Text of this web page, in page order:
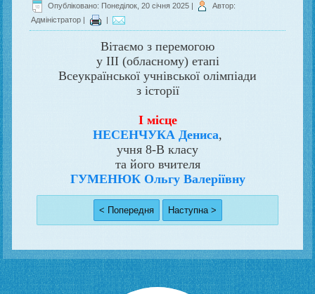
Опубліковано: Понеділок, 20 січня 2025 |
Автор:
Адміністратор
Вітаємо з перемогою
у III (обласному) етапі
Всеукраїнської учнівської олімпіади
з історії
І місце
НЕСЕНЧУКА Дениса,
учня 8-В класу
та його вчителя
ГУМЕНЮК Ольгу Валеріївну
< Попередня Наступна >